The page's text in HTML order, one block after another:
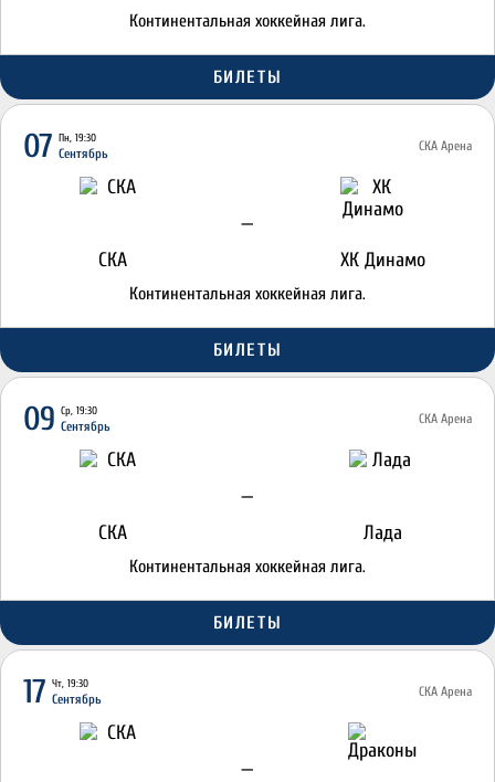
Континентальная хоккейная лига.
БИЛЕТЫ
07 Пн, 19:30
Сентябрь СКА Арена
СКА
—
ХК Динамо
Континентальная хоккейная лига.
БИЛЕТЫ
09 Ср, 19:30
Сентябрь СКА Арена
СКА
—
Лада
Континентальная хоккейная лига.
БИЛЕТЫ
17 Чт, 19:30
Сентябрь СКА Арена
—